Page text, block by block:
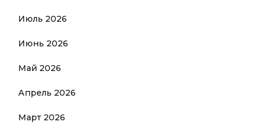
Июль 2026
Июнь 2026
Май 2026
Апрель 2026
Март 2026